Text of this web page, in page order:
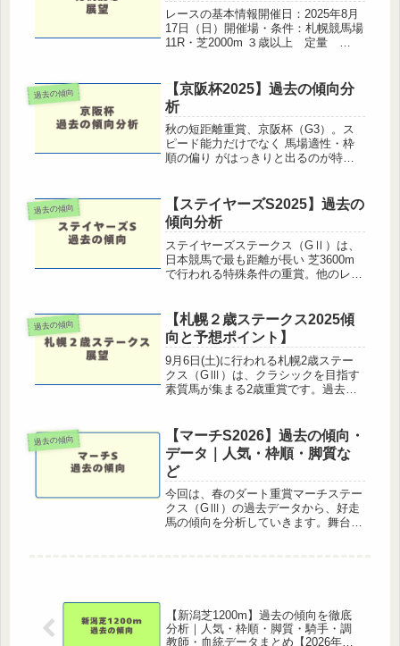
レースの基本情報開催日：2025年8月
17日（日）開催場・条件：札幌競馬場
11R・芝2000m ３歳以上 定量
馬が集まりやすい一戦。さらに定量戦
のため、前走でG1な...
過去の傾向
【京阪杯2025】過去の傾向分
析
秋の短距離重賞、京阪杯（G3）。ス
ピード能力だけでなく 馬場適性・枠
順の偏り がはっきりと出るのが特徴
やすい条件を詳しく解説します。京阪
杯で馬券的中を狙うためのポイント
を...
過去の傾向
【ステイヤーズS2025】過去の
傾向分析
ステイヤーズステークス（GⅡ）は、
日本競馬で最も距離が長い 芝3600m
で行われる特殊条件の重賞。他のレー
直結しやすい のが特徴です。この記
事では、過去10年のデータをも...
過去の傾向
【札幌２歳ステークス2025傾
向と予想ポイント】
9月6日(土)に行われる札幌2歳ステー
クス（GⅢ）は、クラシックを目指す
素質馬が集まる2歳重賞です。過去の
り、将来性を占う重要な一戦となって
います。ここでは札幌2歳Sの過去傾
向...
過去の傾向
【マーチS2026】過去の傾向・
データ｜人気・枠順・脚質な
ど
今回は、春のダート重賞マーチステー
クス（GⅢ）の過去データから、好走
馬の傾向を分析していきます。舞台は
【新潟芝1200m】過去の傾向を徹底
分析｜人気・枠順・脚質・騎手・調
教師・血統データまとめ【2026年